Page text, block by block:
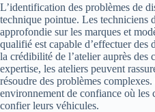
L’identification des problèmes de
technique pointue. Les techniciens
approfondie sur les marques et
qualifié est capable d’effectuer
la crédibilité de l’atelier auprès des
expertise, les ateliers peuvent
résoudre des problèmes
environnement de confiance où les
confier leurs véhicules.